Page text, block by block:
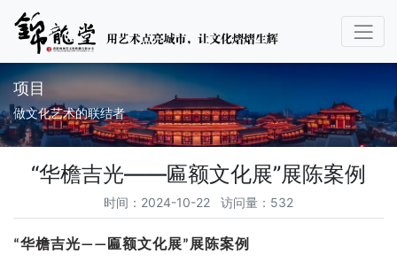
项目
做文化艺术的联结者
“华檐吉光——匾额文化展”展陈案例
时间：2024-10-22 访问量：532
“华檐吉光——匾额文化展”展陈案例